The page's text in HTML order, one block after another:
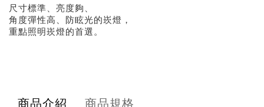
尺寸標準、亮度夠、
角度彈性高、防眩光的崁燈，
重點照明崁燈的首選。
商品介紹 商品規格